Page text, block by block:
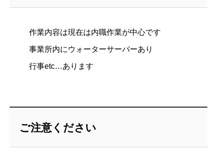
作業内容は現在は内職作業が中心です
事業所内にウォーターサーバーあり
行事etc…あります
ご注意ください